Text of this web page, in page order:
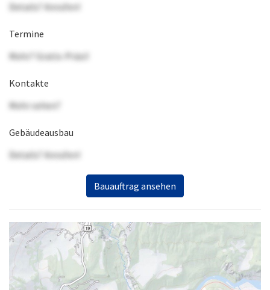
Details? Anrufen!
Termine
Mehr? Gratis-Präsi!
Kontakte
Mehr sehen?
Gebäudeausbau
Details? Anrufen!
Bauauftrag ansehen